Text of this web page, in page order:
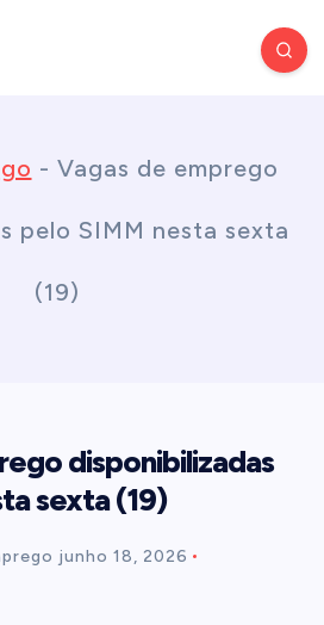
- Vagas de emprego
pelo SIMM nesta sexta
(19)
disponibilizadas
sexta (19)
junho 18, 2026